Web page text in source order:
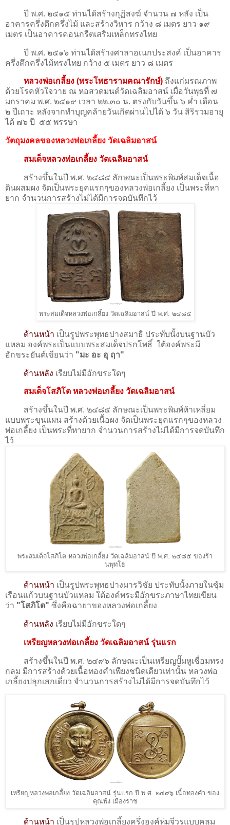
ปี พ.ศ. ๒๕๑๕ ท่านได้สร้างกุฏิสงฆ์ จํานวน ๗ หลัง เป็น
อาคารครึ่งตึกครึ่งไม้ และสร้างวิหาร กว้าง ๘ เมตร ยาว ๑๙
เมตร เป็นอาคารคอนกรีตเสริมเหล็กทรงไทย
ปี พ.ศ. ๒๕๑๖ ท่านได้สร้างศาลาอเนกประสงค์ เป็นอาคาร
ครึ่งตึกครึ่งไม้ทรงไทย กว้าง ๕ เมตร ยาว ๘ เมตร
หลวงพ่อเกลี้ยง (พระโพธารามคณารักษ์) ถึงแก่มรณภาพ
ด้วยโรคหัวใจวาย ณ หอสวดมนต์วัดเฉลิมอาสน์ เมื่อวันพุธที่ ๗
มกราคม พ.ศ. ๒๕๑๙ เวลา ๒๒.๓๐ น. ตรงกับวันขึ้น ๖ ค่ำ เดือน
๒ ปีเถาะ หลังจากทำบุญคล้ายวันเกิดผ่านไปได้ ๖ วัน สิริรวมอายุ
ได้ ๗๖ ปี ๕๕ พรรษา
วัตถุมงคลของหลวงพ่อเกลี้ยง วัดเฉลิมอาสน์
สมเด็จหลวงพ่อเกลี้ยง วัดเฉลิมอาสน์
สร้างขึ้นในปี พ.ศ. ๒๔๘๕ ลักษณะเป็นพระพิมพ์สมเด็จเนื้อ
ดินผสมผง จัดเป็นพระยุคแรกๆของหลวงพ่อเกลี้ยง เป็นพระที่หา
ยาก จำนวนการสร้างไม่ได้มีการจดบันทึกไว้
พระสมเด็จหลวงพ่อเกลี้ยง วัดเฉลิมอาสน์ ปี พ.ศ. ๒๔๘๕
ด้านหน้า เป็นรูปพระพุทธปางสมาธิ ประทับนั้งบนฐานบัว
แหลม องค์พระเป็นแบบพระสมเด็จปรกโพธิ์ ใต้องค์พระมี
อักขระยันต์เขียนว่า "มะ อะ อุ ฤา"
ด้านหลัง เรียบไม่มีอักขระใดๆ
สมเด็จโสภิโต หลวงพ่อเกลี้ยง วัดเฉลิมอาสน์
สร้างขึ้นในปี พ.ศ. ๒๔๘๕ ลักษณะเป็นพระพิมพ์ห้าเหลี่ยม
แบบพระขุนแผน สร้างด้วยเนื้อผง จัดเป็นพระยุคแรกๆของหลวง
พ่อเกลี้ยง เป็นพระที่หายาก จำนวนการสร้างไม่ได้มีการจดบันทึก
ไว้
พระสมเด็จโสภิโต หลวงพ่อเกลี้ยง วัดเฉลิมอาสน์ ปี พ.ศ. ๒๔๘๕ ของร้า
นพุทโธ
ด้านหน้า เป็นรูปพระพุทธปางมารวิชัย ประทับนั้งภายในซุ้ม
เรือนแก้วบนฐานบัวแหลม ใต้องค์พระมีอักขระภาษาไทยเขียน
ว่า "โสภิโต" ซึ่งคือฉายาของหลวงพ่อเกลี้ยง
ด้านหลัง เรียบไม่มีอักขระใดๆ
เหรียญหลวงพ่อเกลี้ยง วัดเฉลิมอาสน์ รุ่นแรก
สร้างขึ้นในปี พ.ศ. ๒๔๙๖ ลักษณะเป็นเหรียญปั๊มหูเชื่อมทรง
กลม มีการสร้างด้วยเนื้อทองคำเพียงชนิดเดียวเท่านั้น หลวงพ่อ
เกลี้ยงปลุกเสกเดี่ยว จำนวนการสร้างไม่ได้มีการจดบันทึกไว้
เหรียญหลวงพ่อเกลี้ยง วัดเฉลิมอาสน์ รุ่นแรก ปี พ.ศ. ๒๔๙๖ เนื้อทองคำ ของ
คุณพ้ง เมืองราช
ด้านหน้า เป็นรูปหลวงพ่อเกลี้ยงครึ่งองค์ห่มจีวรแบบคลุม